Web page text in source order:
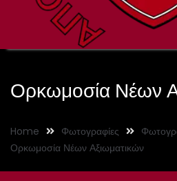
Ορκωμοσία Νέων
Home Φωτογραφίες
Ορκωμοσία Νέων Αξιωματικών